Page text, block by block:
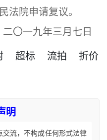
法院申请复议。
一九年三月七日
超标 流拍
折价
明
流，不构成任何形式法律